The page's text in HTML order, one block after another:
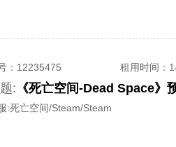
： 12235475 租用时间 ：
: 《死亡空间-Dead Space
:死亡空间/Steam/Steam